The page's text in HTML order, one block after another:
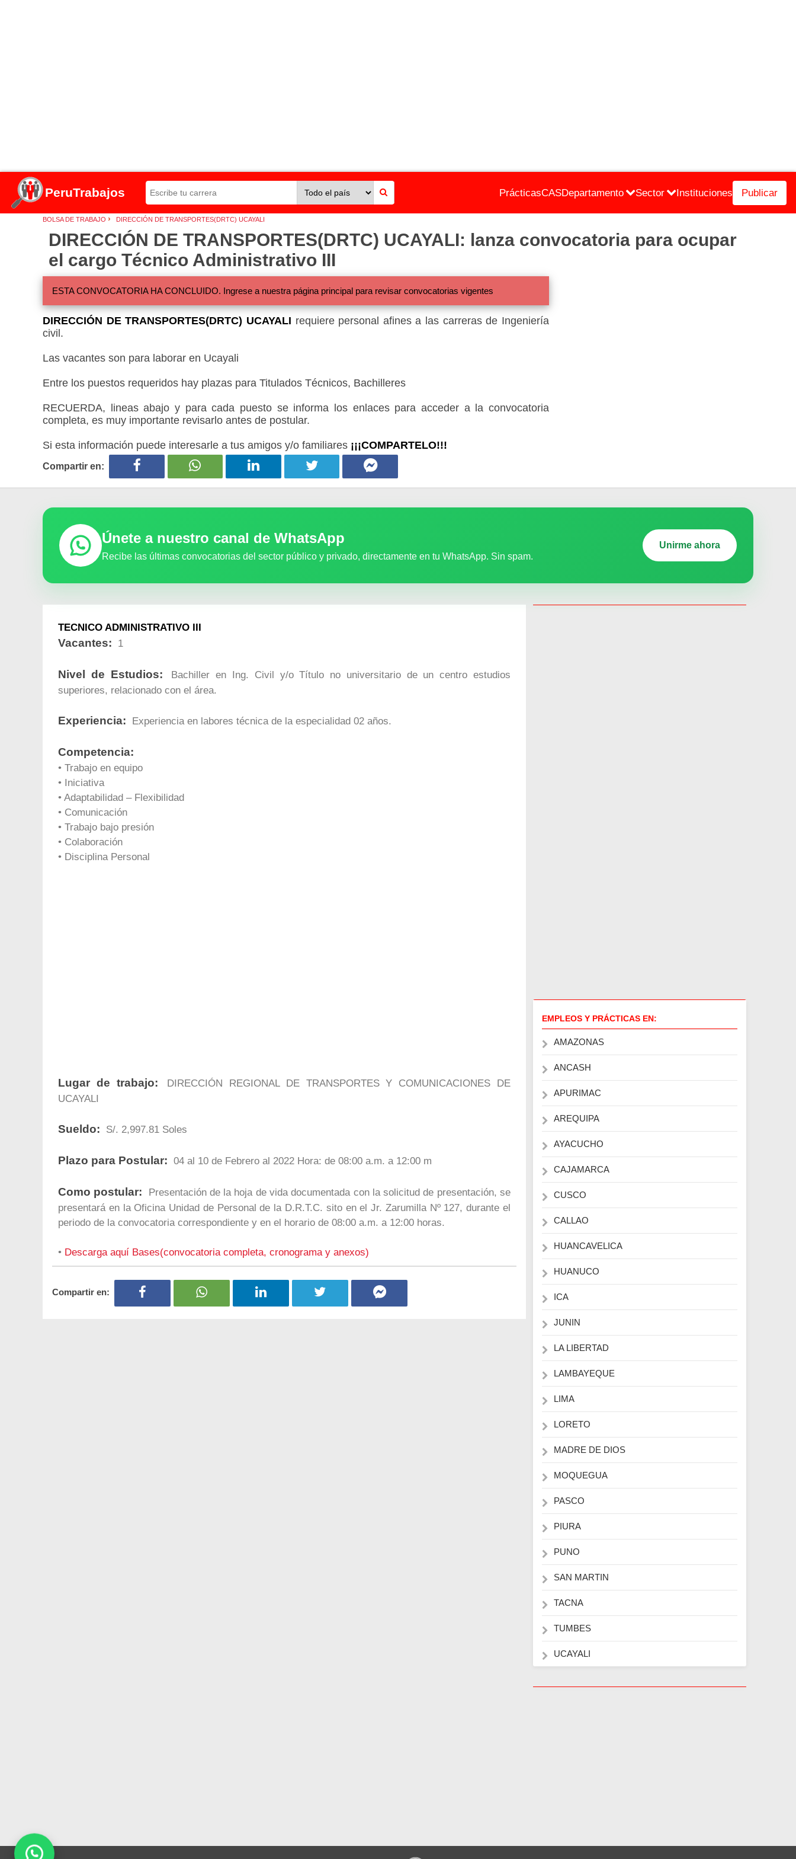
PeruTrabajos PrácticasCASDepartamento Sector Instituciones Publicar
BOLSA DE TRABAJO › DIRECCIÓN DE TRANSPORTES(DRTC) UCAYALI
DIRECCIÓN DE TRANSPORTES(DRTC) UCAYALI: lanza convocatoria para ocupar
el cargo Técnico Administrativo III
ESTA CONVOCATORIA HA CONCLUIDO. Ingrese a nuestra página principal para revisar convocatorias vigentes
DIRECCIÓN DE TRANSPORTES(DRTC) UCAYALI requiere personal afines a las carreras de Ingeniería
civil.
Las vacantes son para laborar en Ucayali
Entre los puestos requeridos hay plazas para Titulados Técnicos, Bachilleres
RECUERDA, lineas abajo y para cada puesto se informa los enlaces para acceder a la convocatoria
completa, es muy importante revisarlo antes de postular.
Si esta información puede interesarle a tus amigos y/o familiares ¡¡¡COMPARTELO!!!
Compartir en:
Únete a nuestro canal de WhatsApp
Recibe las últimas convocatorias del sector público y privado, directamente en tu WhatsApp. Sin spam.
Unirme ahora
TECNICO ADMINISTRATIVO III
Vacantes: 1
Nivel de Estudios:
Bachiller en Ing. Civil y/o Título no universitario de un centro estudios
superiores, relacionado con el área.
Experiencia: Experiencia en labores técnica de la especialidad 02 años.
Competencia:
• Trabajo en equipo
• Iniciativa
• Adaptabilidad – Flexibilidad
• Comunicación
• Trabajo bajo presión
• Colaboración
• Disciplina Personal
Lugar de trabajo:
DIRECCIÓN REGIONAL DE TRANSPORTES Y COMUNICACIONES DE
UCAYALI
Sueldo: S/. 2,997.81 Soles
Plazo para Postular: 04 al 10 de Febrero al 2022 Hora: de 08:00 a.m. a 12:00 m
Como postular:
Presentación de la hoja de vida documentada con la solicitud de presentación, se
presentará en la Oficina Unidad de Personal de la D.R.T.C. sito en el Jr. Zarumilla Nº 127, durante el
periodo de la convocatoria correspondiente y en el horario de 08:00 a.m. a 12:00 horas.
• Descarga aquí Bases(convocatoria completa, cronograma y anexos)
Compartir en:
EMPLEOS Y PRÁCTICAS EN:
AMAZONAS
ANCASH
APURIMAC
AREQUIPA
AYACUCHO
CAJAMARCA
CUSCO
CALLAO
HUANCAVELICA
HUANUCO
ICA
JUNIN
LA LIBERTAD
LAMBAYEQUE
LIMA
LORETO
MADRE DE DIOS
MOQUEGUA
PASCO
PIURA
PUNO
SAN MARTIN
TACNA
TUMBES
UCAYALI